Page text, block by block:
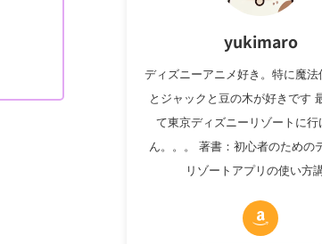
yukimaro
ディズニーアニメ好き。特に魔法
とジャックと豆の木が好きです
て東京ディズニーリゾートに行
ん。。。 著書：初心者のための
リゾートアプリの使い方